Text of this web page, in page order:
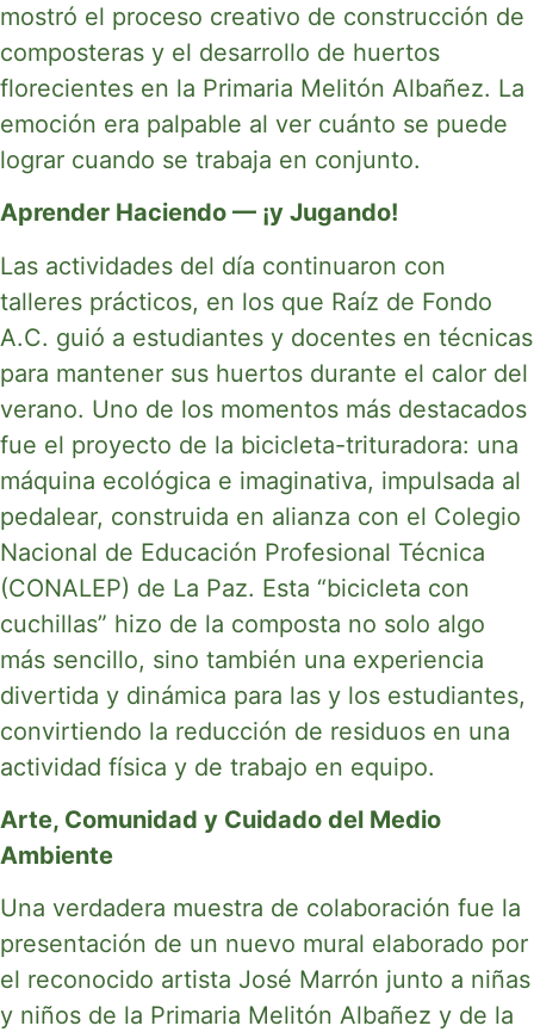
mostró el proceso creativo de construcción de
composteras y el desarrollo de huertos
florecientes en la Primaria Melitón Albañez. La
emoción era palpable al ver cuánto se puede
lograr cuando se trabaja en conjunto.
Aprender Haciendo — ¡y Jugando!
Las actividades del día continuaron con
talleres prácticos, en los que Raíz de Fondo
A.C. guió a estudiantes y docentes en técnicas
para mantener sus huertos durante el calor del
verano. Uno de los momentos más destacados
fue el proyecto de la bicicleta-trituradora: una
máquina ecológica e imaginativa, impulsada al
pedalear, construida en alianza con el Colegio
Nacional de Educación Profesional Técnica
(CONALEP) de La Paz. Esta “bicicleta con
cuchillas” hizo de la composta no solo algo
más sencillo, sino también una experiencia
divertida y dinámica para las y los estudiantes,
convirtiendo la reducción de residuos en una
actividad física y de trabajo en equipo.
Arte, Comunidad y Cuidado del Medio
Ambiente
Una verdadera muestra de colaboración fue la
presentación de un nuevo mural elaborado por
el reconocido artista José Marrón junto a niñas
y niños de la Primaria Melitón Albañez y de la